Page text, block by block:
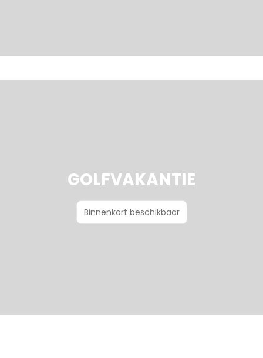
GOLFVAKANTIE
Binnenkort beschikbaar